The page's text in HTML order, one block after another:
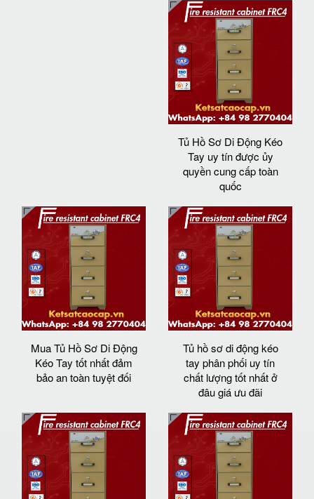
Tủ Hồ Sơ Di Động Kéo
Tay uy tín được ủy
quyền cung cấp toàn
quốc
Mua Tủ Hồ Sơ Di Động
Kéo Tay tốt nhất đảm
bảo an toàn tuyệt đối
Tủ hồ sơ di động kéo
tay phân phối uy tín
chất lượng tốt nhất ở
đâu giá ưu đãi